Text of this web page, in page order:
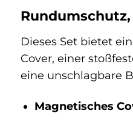
Dieses Set bietet
Cover, einer
eine unschlagbare
Magnetisches